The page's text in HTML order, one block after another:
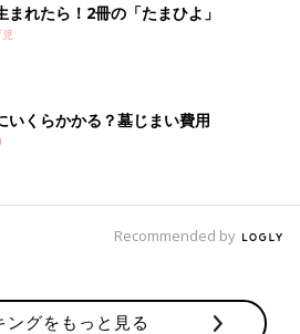
まれたら！2冊の「たまひよ」
いくらかかる？墓じまい費用
Recommended by
ングをもっと見る